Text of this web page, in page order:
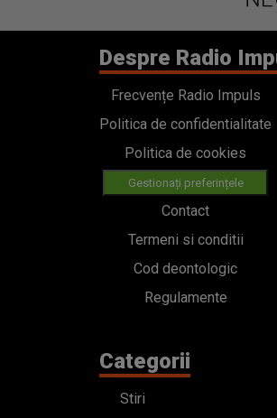
Despre Radio
Frecvențe Radio Impuls
Politica de confidentialitate
Politica de cookies
Gestionați preferințele
Contact
Termeni si conditii
Cod deontologic
Regulamente
Categorii
Stiri